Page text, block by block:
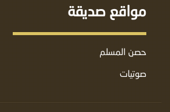
مواقع صديقة
حصن المسلم
صوتيات